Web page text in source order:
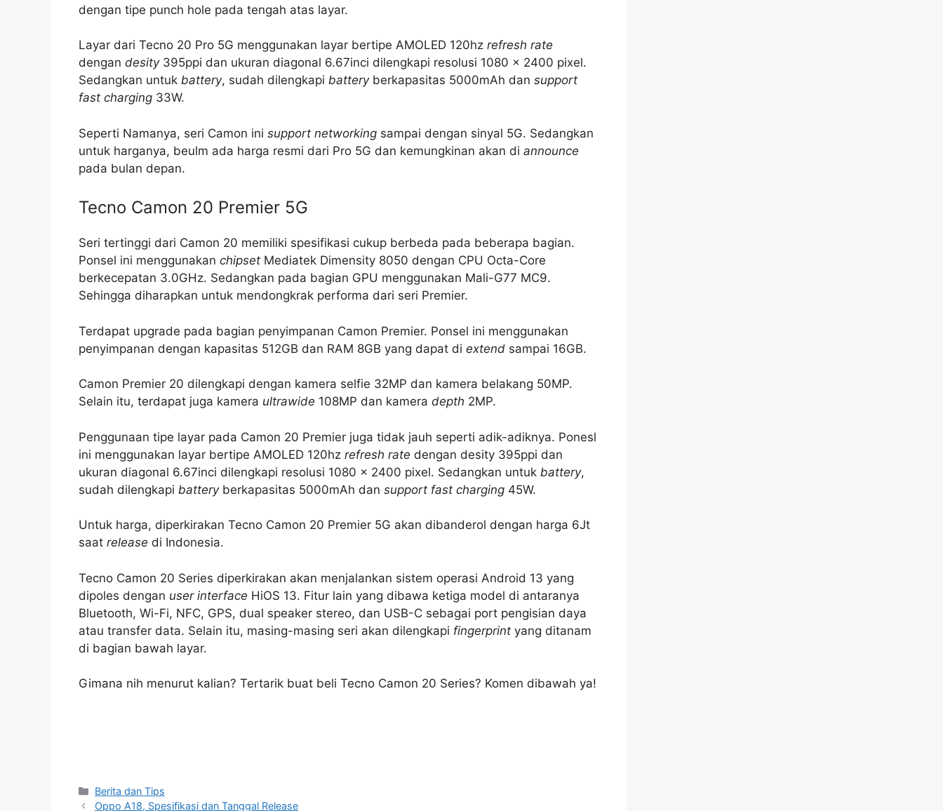
dengan tipe punch hole pada tengah atas layar.
Layar dari Tecno 20 Pro 5G menggunakan layar bertipe AMOLED 120hz refresh rate
dengan desity395ppi dan ukuran diagonal 6.67inci dilengkapi resolusi 1080 x 2400 pixel.
Sedangkan untuk battery, sudah dilengkapi batteryberkapasitas 5000mAh dan support
fast charging 33W.
Seperti Namanya, seri Camon ini support networking sampai dengan sinyal 5G. Sedangkan
untuk harganya, beulm ada harga resmi dari Pro 5G dan kemungkinan akan di announce
pada bulan depan.
Tecno Camon 20 Premier 5G
Seri tertinggi dari Camon 20 memiliki spesifikasi cukup berbeda pada beberapa bagian.
Ponsel ini menggunakan chipset Mediatek Dimensity 8050 dengan CPU Octa-Core
berkecepatan 3.0GHz. Sedangkan pada bagian GPU menggunakan Mali-G77 MC9.
Sehingga diharapkan untuk mendongkrak performa dari seri Premier.
Terdapat upgrade pada bagian penyimpanan Camon Premier. Ponsel ini menggunakan
penyimpanan dengan kapasitas 512GB dan RAM 8GB yang dapat di extend sampai 16GB.
Camon Premier 20 dilengkapi dengan kamera selfie 32MP dan kamera belakang 50MP.
Selain itu, terdapat juga kamera ultrawide 108MP dan kamera depth 2MP.
Penggunaan tipe layar pada Camon 20 Premier juga tidak jauh seperti adik-adiknya. Ponesl
ini menggunakan layar bertipe AMOLED 120hz refresh rate dengan desity 395ppi dan
ukuran diagonal 6.67inci dilengkapi resolusi 1080 x 2400 pixel. Sedangkan untuk battery,
sudah dilengkapi batteryberkapasitas 5000mAh dan support fast charging 45W.
Untuk harga, diperkirakan Tecno Camon 20 Premier 5G akan dibanderol dengan harga 6Jt
saat release di Indonesia.
Tecno Camon 20 Series diperkirakan akan menjalankan sistem operasi Android 13 yang
dipoles dengan user interface HiOS 13. Fitur lain yang dibawa ketiga model di antaranya
Bluetooth, Wi-Fi, NFC, GPS, dual speaker stereo, dan USB-C sebagai port pengisian daya
atau transfer data. Selain itu, masing-masing seri akan dilengkapi fingerprint yang ditanam
di bagian bawah layar.
Gimana nih menurut kalian? Tertarik buat beli Tecno Camon 20 Series? Komen dibawah ya!
Categories
Berita dan Tips
Oppo A18, Spesifikasi dan Tanggal Release